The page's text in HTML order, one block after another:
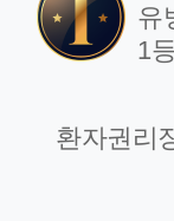
유
1
환자권리